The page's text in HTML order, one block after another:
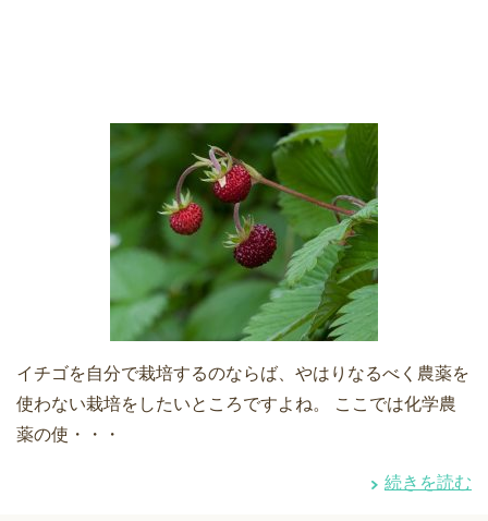
イチゴを自分で栽培するのならば、やはりなるべく農薬を
使わない栽培をしたいところですよね。 ここでは化学農
薬の使・・・
続きを読む